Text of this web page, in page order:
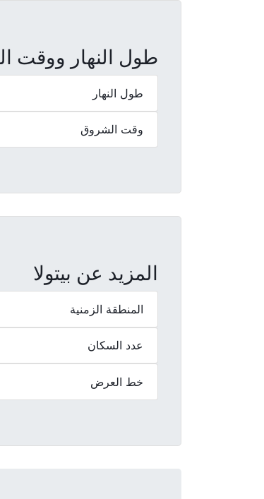
طول النهار ووقت
طول النهار
وقت الشروق
المزيد عن بيتولا
المنطقة الزمنية
عدد السكان
خط العرض